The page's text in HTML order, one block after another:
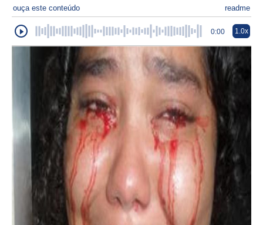
ouça este conteúdo readme
0:00 1.0x